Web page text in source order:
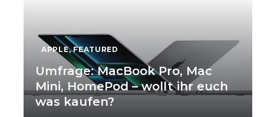
APPLE,FEATURED
Umfrage: MacBook Pro, Mac
Mini, HomePod – wollt ihr euch
was kaufen?